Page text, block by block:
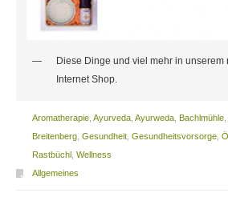
Diese Dinge und viel mehr in unserem
Internet Shop.
Aromatherapie, Ayurveda, Ayurweda, Bachlmühle,
Breitenberg, Gesundheit, Gesundheitsvorsorge,
Rastbüchl, Wellness
Allgemeines